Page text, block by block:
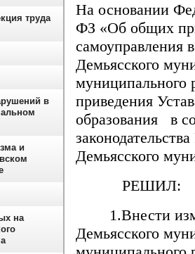
На основании
ФЗ «Об общих
самоуправления
Демьясского
муниципального
приведения
образования в
Демьясского
РЕШИЛ:
1.Внести
Демьясского
труда
в
и
на